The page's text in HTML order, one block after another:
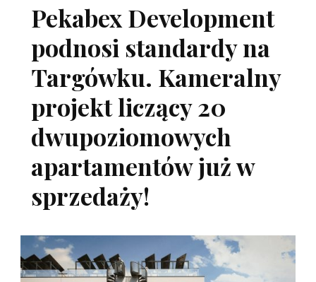
Pekabex Development
podnosi standardy na
Targówku. Kameralny
projekt liczący 20
dwupoziomowych
apartamentów już w
sprzedaży!